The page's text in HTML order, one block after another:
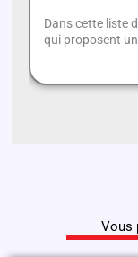
Dans cette liste
qui proposent
Vous